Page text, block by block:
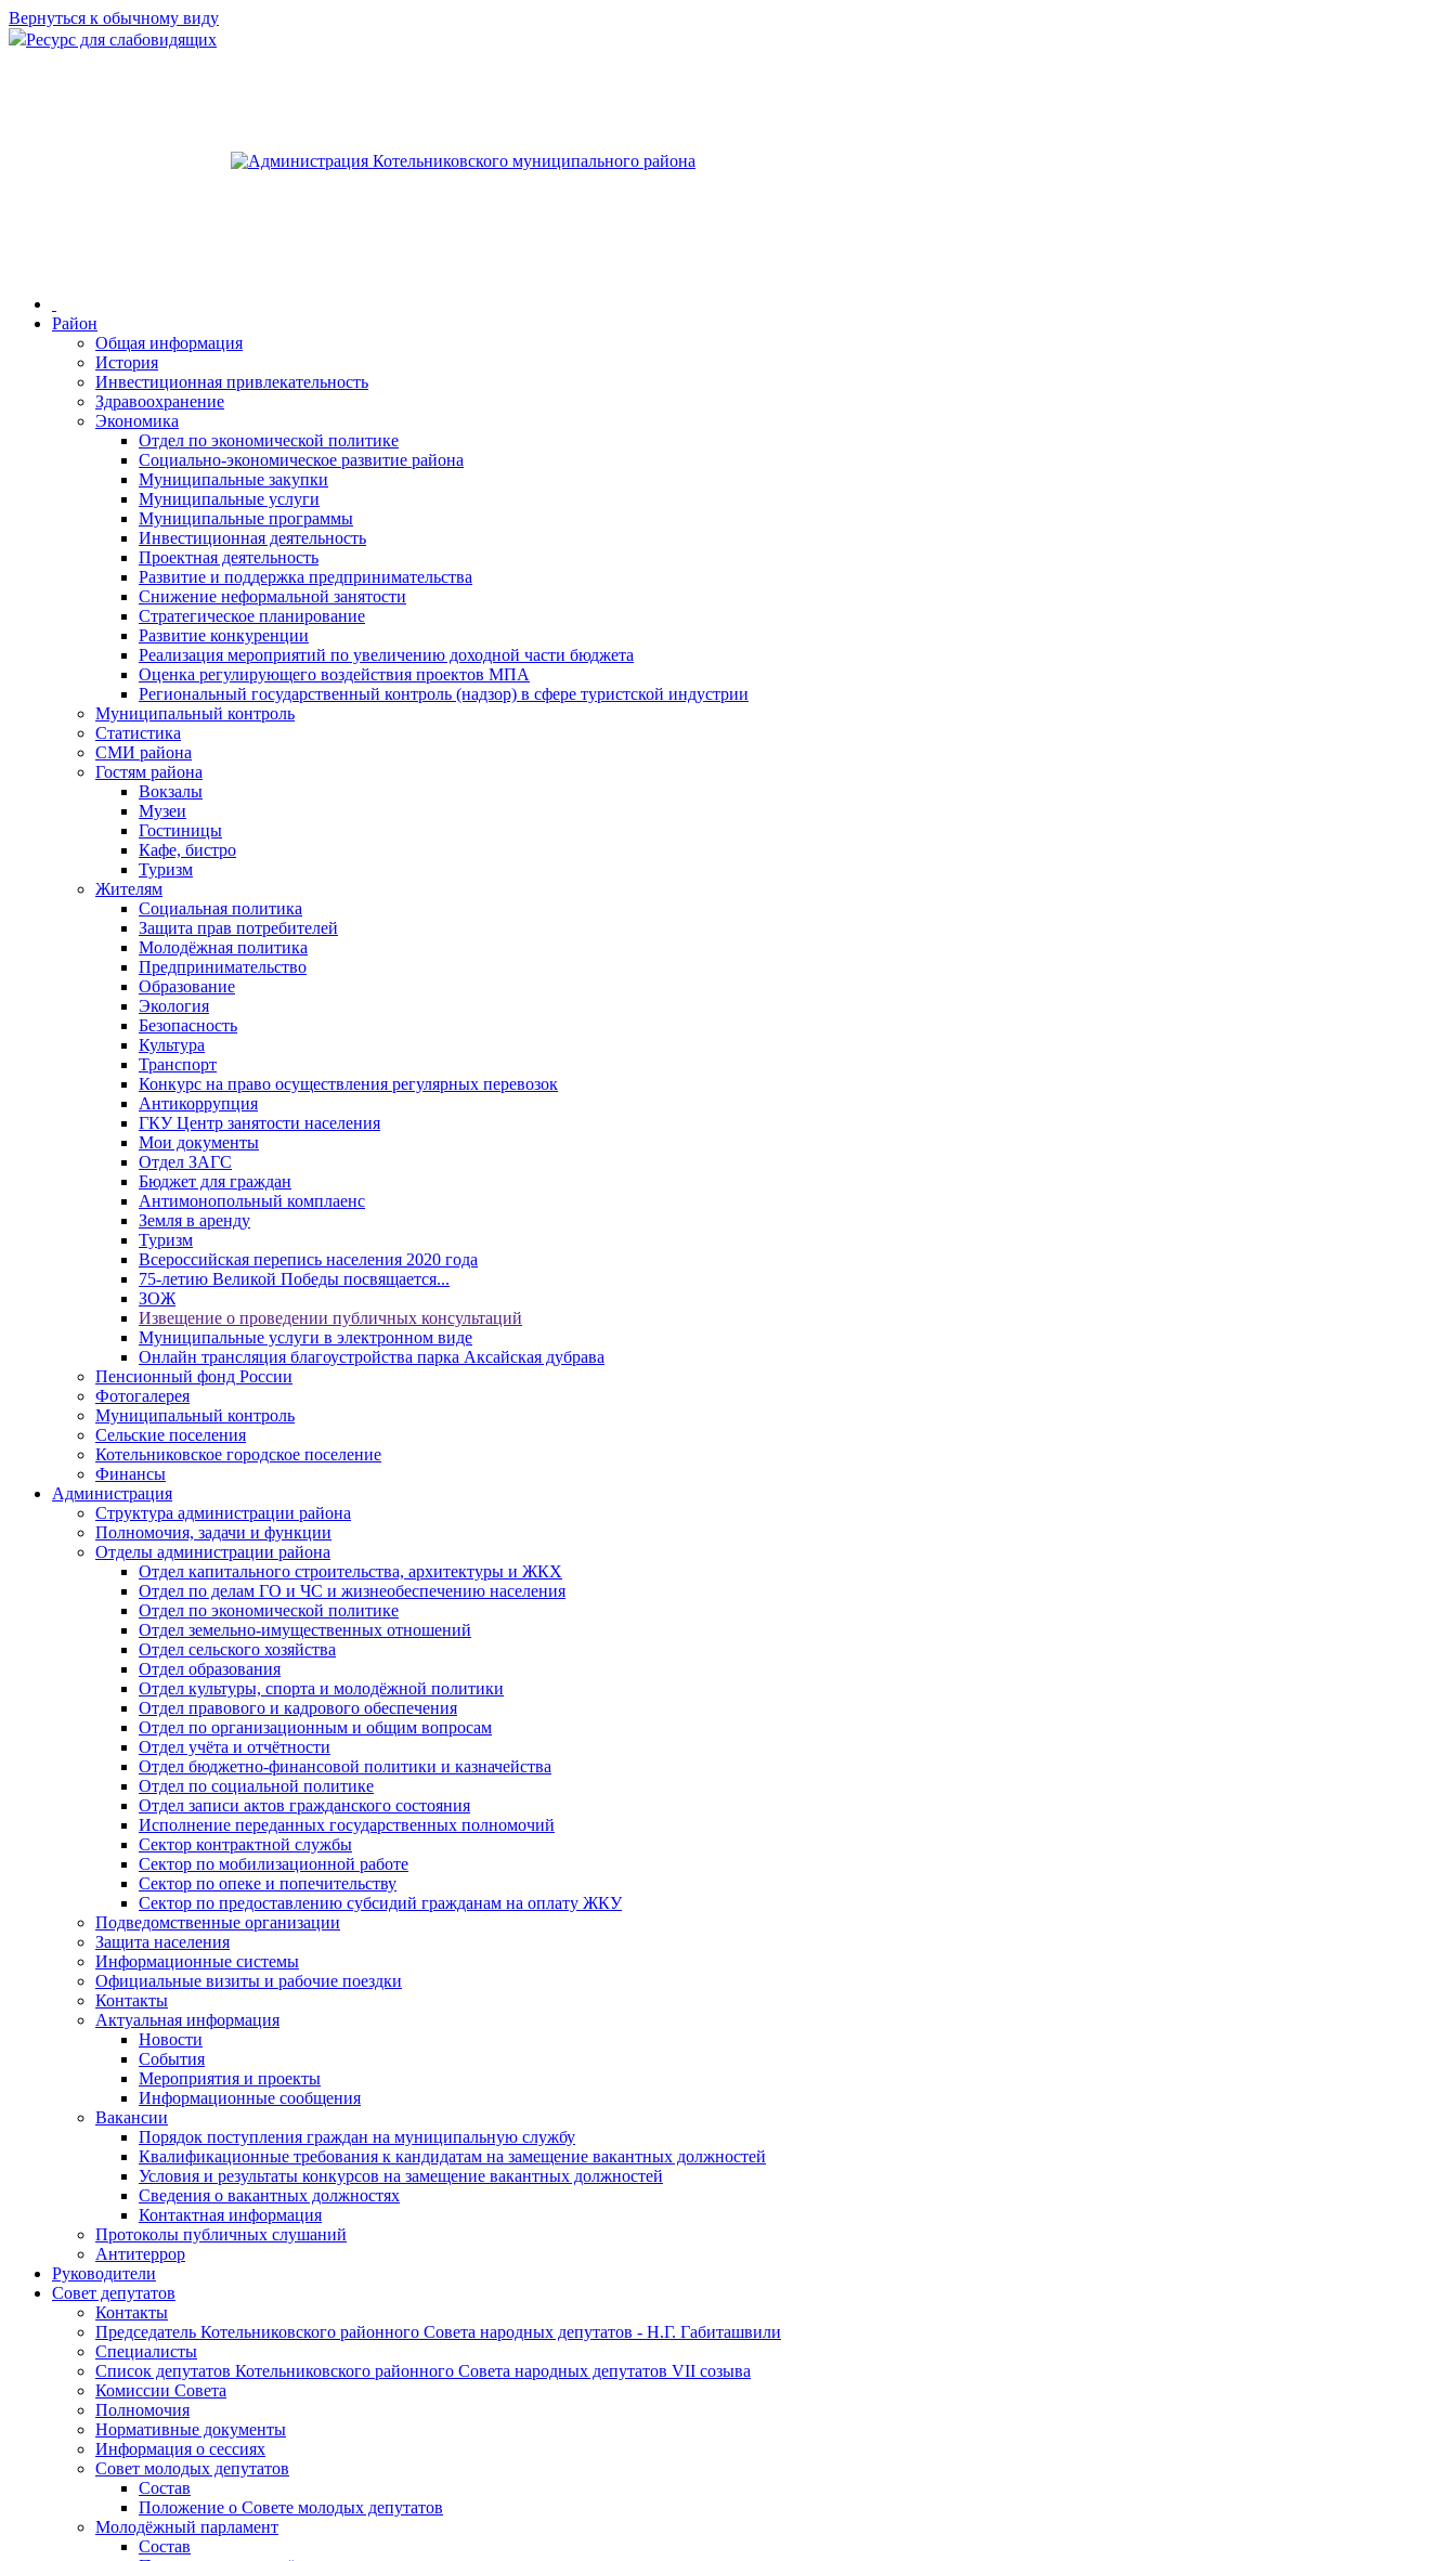
Вернуться к обычному виду
Ресурс для слабовидящих
Район
Общая информация
История
Инвестиционная привлекательность
Здравоохранение
Экономика
Отдел по экономической политике
Социально-экономическое развитие района
Муниципальные закупки
Муниципальные услуги
Муниципальные программы
Инвестиционная деятельность
Проектная деятельность
Развитие и поддержка предпринимательства
Снижение неформальной занятости
Стратегическое планирование
Развитие конкуренции
Реализация мероприятий по увеличению доходной части бюджета
Оценка регулирующего воздействия проектов МПА
Региональный государственный контроль (надзор) в сфере туристской индустрии
Муниципальный контроль
Статистика
СМИ района
Гостям района
Вокзалы
Музеи
Гостиницы
Кафе, бистро
Туризм
Жителям
Социальная политика
Защита прав потребителей
Молодёжная политика
Предпринимательство
Образование
Экология
Безопасность
Культура
Транспорт
Конкурс на право осуществления регулярных перевозок
Антикоррупция
ГКУ Центр занятости населения
Мои документы
Отдел ЗАГС
Бюджет для граждан
Антимонопольный комплаенс
Земля в аренду
Туризм
Всероссийская перепись населения 2020 года
75-летию Великой Победы посвящается...
ЗОЖ
Извещение о проведении публичных консультаций
Муниципальные услуги в электронном виде
Онлайн трансляция благоустройства парка Аксайская дубрава
Пенсионный фонд России
Фотогалерея
Муниципальный контроль
Сельские поселения
Котельниковское городское поселение
Финансы
Администрация
Структура администрации района
Полномочия, задачи и функции
Отделы администрации района
Отдел капитального строительства, архитектуры и ЖКХ
Отдел по делам ГО и ЧС и жизнеобеспечению населения
Отдел по экономической политике
Отдел земельно-имущественных отношений
Отдел сельского хозяйства
Отдел образования
Отдел культуры, спорта и молодёжной политики
Отдел правового и кадрового обеспечения
Отдел по организационным и общим вопросам
Отдел учёта и отчётности
Отдел бюджетно-финансовой политики и казначейства
Отдел по социальной политике
Отдел записи актов гражданского состояния
Исполнение переданных государственных полномочий
Сектор контрактной службы
Сектор по мобилизационной работе
Сектор по опеке и попечительству
Сектор по предоставлению субсидий гражданам на оплату ЖКУ
Подведомственные организации
Защита населения
Информационные системы
Официальные визиты и рабочие поездки
Контакты
Актуальная информация
Новости
События
Мероприятия и проекты
Информационные сообщения
Вакансии
Порядок поступления граждан на муниципальную службу
Квалификационные требования к кандидатам на замещение вакантных должностей
Условия и результаты конкурсов на замещение вакантных должностей
Сведения о вакантных должностях
Контактная информация
Протоколы публичных слушаний
Антитеррор
Руководители
Совет депутатов
Контакты
Председатель Котельниковского районного Совета народных депутатов - Н.Г. Габиташвили
Специалисты
Список депутатов Котельниковского районного Совета народных депутатов VII созыва
Комиссии Совета
Полномочия
Нормативные документы
Информация о сессиях
Совет молодых депутатов
Состав
Положение о Совете молодых депутатов
Молодёжный парламент
Состав